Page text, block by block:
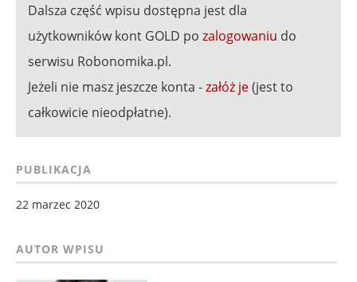
Dalsza część wpisu dostępna jest dla
użytkowników kont GOLD po zalogowaniu do
serwisu Robonomika.pl.
Jeżeli nie masz jeszcze konta -załóż je(jest to
całkowicie nieodpłatne).
PUBLIKACJA
22 marzec 2020